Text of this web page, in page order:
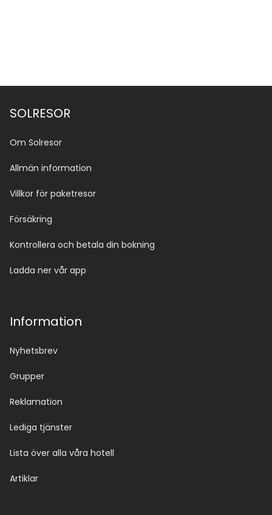
SOLRESOR
Om Solresor
Allmän information
Villkor för paketresor
Försäkring
Kontrollera och betala din bokning
Ladda ner vår app
Information
Nyhetsbrev
Grupper
Reklamation
Lediga tjänster
Lista över alla våra hotell
Artiklar